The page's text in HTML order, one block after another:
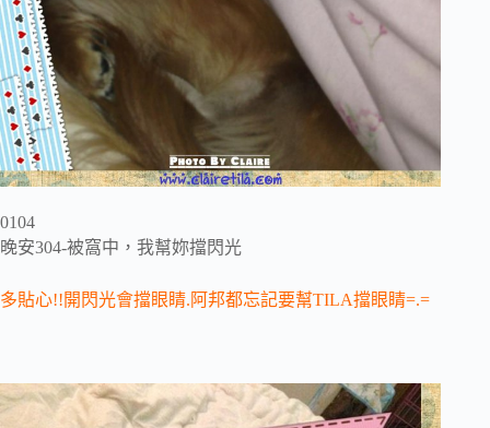
0104
晚安304-被窩中，我幫妳擋閃光
多貼心!!開閃光會擋眼睛.阿邦都忘記要幫TILA擋眼睛=.=